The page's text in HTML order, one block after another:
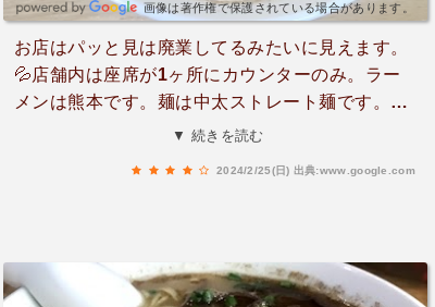
画像は著作権で保護されている場合があります。
お店はパッと見は廃業してるみたいに見えます。
💦店舗内は座席が1ヶ所にカウンターのみ。ラー
メンは熊本です。麺は中太ストレート麺です。塩
分は濃い目かな？個人的には普通に美味しかった
って、キクラゲ少々。リピありかと思います。😆
おじさんとおばさんに30代位？の可愛らしい女性
▼ 続きを読む
2024/2/25(日) 出典:www.google.com